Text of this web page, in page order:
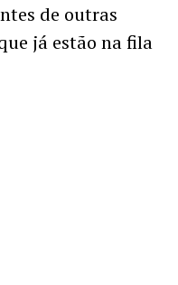
de outras
já estão na fila